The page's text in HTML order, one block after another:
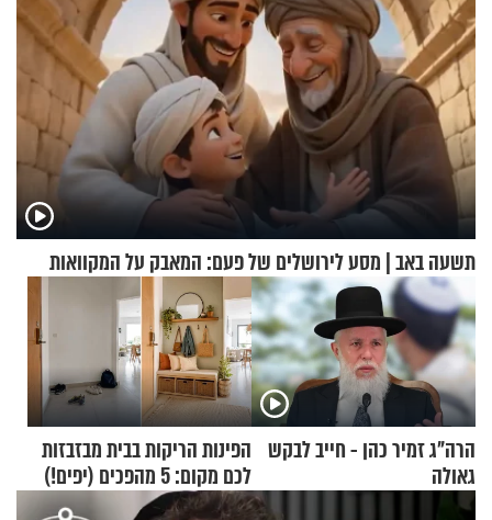
תשעה באב | מסע לירושלים של פעם: המאבק על המקוואות
הרה"ג זמיר כהן - חייב לבקש
גאולה
הפינות הריקות בבית מבזבזות
לכם מקום: 5 מהפכים (יפים!)
שאפשר לעשות כבר היום